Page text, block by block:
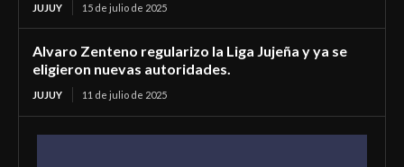
JUJUY 15 de julio de 2025
Alvaro Zenteno regularizo la Liga Jujeña y ya se
eligieron nuevas autoridades.
JUJUY 11 de julio de 2025